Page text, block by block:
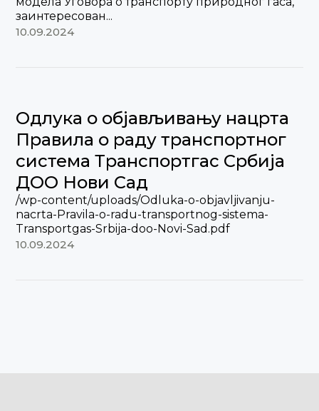
заинтересован...
10.09.2024
Oдлука о објављивању нацрта
Правила о раду транспортног
система Транспортгас Србија
ДОО Нови Сад
/wp-content/uploads/Odluka-o-objavljivanju-
nacrta-Pravila-o-radu-transportnog-sistema-
Transportgas-Srbija-doo-Novi-Sad.pdf
10.09.2024